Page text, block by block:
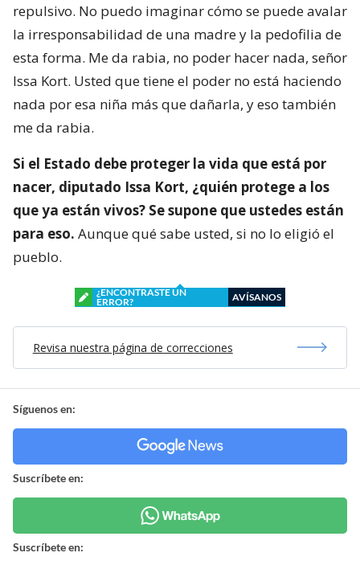
repulsivo. No puedo imaginar cómo se puede avalar
la irresponsabilidad de una madre y la pedofilia de
esta forma. Me da rabia, no poder hacer nada, señor
Issa Kort. Usted que tiene el poder no está haciendo
nada por esa niña más que dañarla, y eso también
me da rabia.
Si el Estado debe proteger la vida que está por
nacer, diputado Issa Kort, ¿quién protege a los
que ya están vivos? Se supone que ustedes están
para eso. Aunque qué sabe usted, si no lo eligió el
pueblo.
¿ENCONTRASTE UN
ERROR?
AVÍSANOS
Revisa nuestra página de correcciones
Síguenos en:
Suscríbete en:
Suscríbete en: